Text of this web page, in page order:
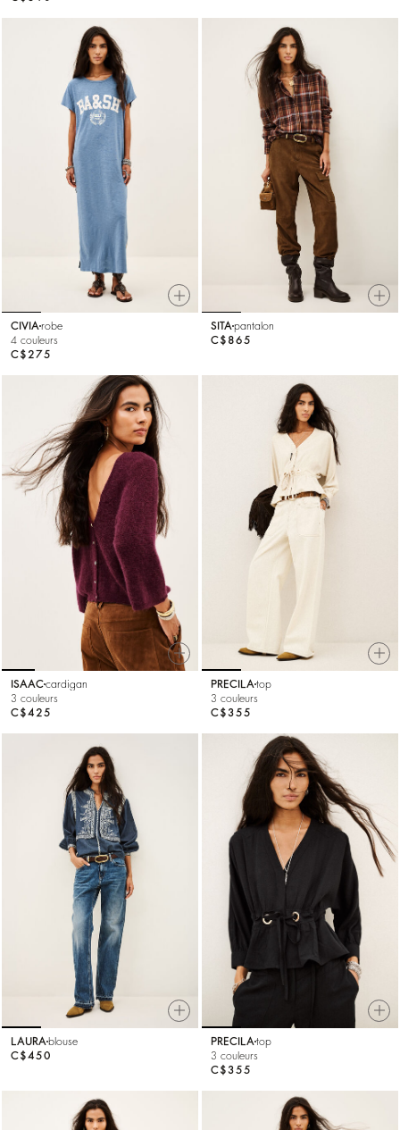
CIVIArobe
4 couleurs
C$275
SITApantalon
C$865
ISAACcardigan
3 couleurs
C$425
PRECILA top
3 couleurs
C$355
LAURA blouse
C$450
PRECILA top
3 couleurs
C$355